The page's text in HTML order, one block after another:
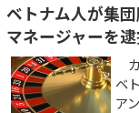
ベトナム人が集
マネージャーを
ベ
ア